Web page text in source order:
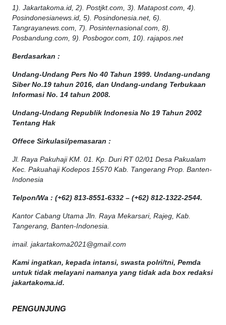
1). Jakartakoma.id, 2). Postjkt.com, 3). Matapost.com, 4).
Posindonesianews.id, 5). Posindonesia.net, 6).
Tangrayanews.com, 7). Posinternasional.com, 8).
Posbandung.com, 9). Posbogor.com, 10). rajapos.net
Berdasarkan :
Undang-Undang Pers No 40 Tahun 1999. Undang-undang
Siber No.19 tahun 2016, dan Undang-undang Terbukaan
Informasi No. 14 tahun 2008.
Undang-Undang Republik Indonesia No 19 Tahun 2002
Tentang Hak
Offece Sirkulasi/pemasaran :
Jl. Raya Pakuhaji KM. 01. Kp. Duri RT 02/01 Desa Pakualam
Kec. Pakuahaji Kodepos 15570 Kab. Tangerang Prop. Banten-
Indonesia
Telpon/Wa : (+62) 813-8551-6332 – (+62) 812-1322-2544.
Kantor Cabang Utama Jln. Raya Mekarsari, Rajeg, Kab.
Tangerang, Banten-Indonesia.
imail. jakartakoma2021@gmail.com
Kami ingatkan, kepada intansi, swasta polri/tni, Pemda
untuk tidak melayani namanya yang tidak ada box redaksi
jakartakoma.id.
PENGUNJUNG